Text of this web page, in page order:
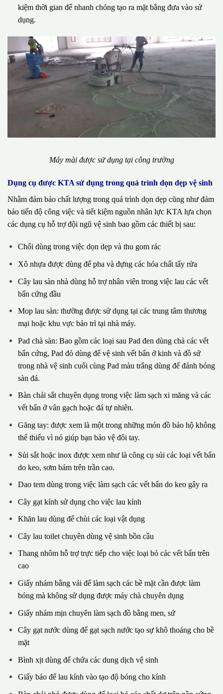
kiệm thời gian để nhanh chóng tạo ra mặt bằng đưa vào sử
dụng.
Máy mài được sử dụng tại công trường
Dụng cụ được KTA sử dụng trong quá trình dọn dẹp vệ sinh
Nhằm đảm bảo chất lượng trong quá trình dọn dẹp cũng như đảm
bảo tiến độ công việc và tiết kiệm nguồn nhân lực KTA lựa chọn
các dụng cụ hỗ trợ đội ngũ vệ sinh bao gồm các thiết bị sau:
Chổi dùng trong việc dọn dẹp và thu gom rác
Xô nhựa được dùng để pha và đựng các hóa chất tẩy rửa
Cây lau sàn nhà dùng hỗ trợ nhân viên trong việc lau các vết
bẩn cứng đầu
Mop lau sàn: thường được sử dụng tại các trung tâm thương
mại hoặc khu vực bảo trì tại nhà máy.
Pad chà sàn: Bao gồm các loại sau Pad đen dùng chà các vết
bẩn cứng, Pad đỏ dùng để vệ sinh vết bẩn ở kinh và đồ sứ
trong nhà vệ sinh cuối cùng Pad màu trắng dùng để đánh bóng
sàn đá.
Bàn chải sắt chuyên dụng trong việc làm sạch xi măng và các
vết bẩn ở vân gạch hoặc đá tự nhiên.
Găng tay: được xem là một trong những món đồ bảo hộ không
thể thiếu vì nó giúp bạn bảo vệ đôi tay.
Sủi sắt hoặc inox được xem như là công cụ sủi các loại vết bẩn
do keo, sơm bám trên trần cao.
Dao tem dùng trong việc làm sạch các vết bẩn do keo gây ra
Cây gạt kính sử dụng cho việc lau kính
Khăn lau dùng để chùi các loại vật dụng
Cây lau toilet chuyên dùng vệ sinh bồn cầu
Thang nhôm hỗ trợ trực tiếp cho việc loại bỏ các vết bẩn trên
cao
Giấy nhám bằng vải để làm sạch các bề mặt cần được làm
bóng mà không sử dụng được máy chà chuyên dụng
Giấy nhám mịn chuyên làm sạch đồ bằng men, sứ
Cây gạt nước dùng để gạt sạch nước tạo sự khô thoáng cho bề
mặt
Bình xịt dùng để chứa các dung dịch vệ sinh
Giấy báo để lau kính vào tạo độ bóng cho kính